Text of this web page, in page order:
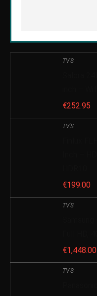
TV'S
€252.95
TV'S
€199.00
TV'S
€1,448.00
TV'S